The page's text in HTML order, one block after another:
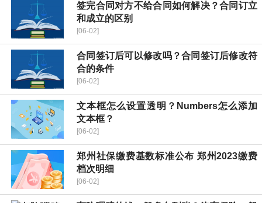
签完合同对方不给合同如何解决？合同订立
和成立的区别
[06-02]
合同签订后可以修改吗？合同签订后修改符
合的条件
[06-02]
文本框怎么设置透明？Numbers怎么添加
文本框？
[06-02]
郑州社保缴费基数标准公布 郑州2023缴费
档次明细
[06-02]